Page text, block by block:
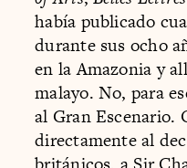
había publicado
durante sus ocho
en la Amazonia y
malayo. No, para
al Gran Escenario.
directamente al